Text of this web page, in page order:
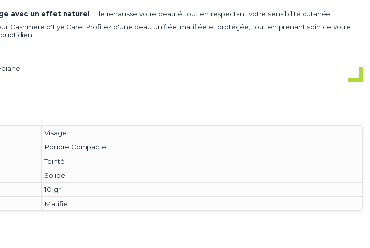
avec un effet naturel
. Elle rehausse votre beauté tout en respectant votre sensibilité cutanée.
Cashmere d'Eye Care. Profitez d'une peau unifiée, matifiée et protégée, tout en prenant soin de votre
Visage
Poudre Compacte
Teinté
Solide
10 gr
Matifie